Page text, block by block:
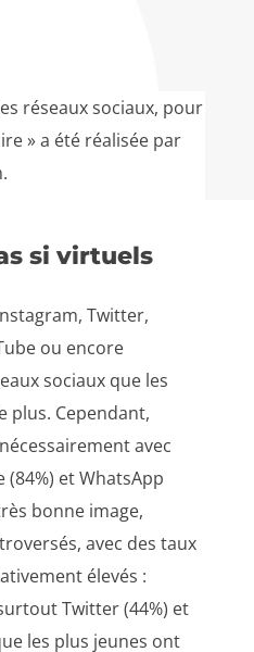
réseaux sociaux, pour
» a été réalisée par
si virtuels
Twitter,
ou encore
sociaux que les
plus. Cependant,
avec
et WhatsApp
bonne image,
avec des taux
élevés :
Twitter (44%) et
les plus jeunes ont